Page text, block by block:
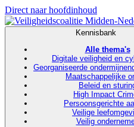
Direct naar hoofdinhoud
Kennisbank
Alle thema's
Digitale veiligheid en
Georganiseerde
Maatschappelijke
Beleid en
High Impact
Persoonsgerichte
Veilige
Veilig